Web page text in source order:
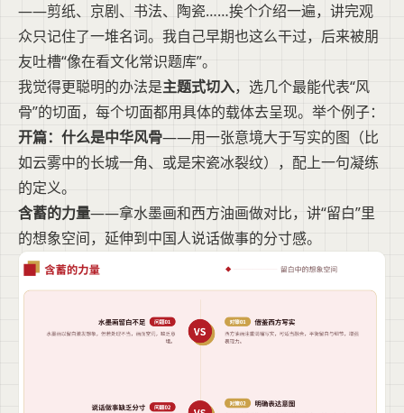
——剪纸、京剧、书法、陶瓷……挨个介绍一遍，讲完观
众只记住了一堆名词。我自己早期也这么干过，后来被朋
友吐槽“像在看文化常识题库”。
我觉得更聪明的办法是主题式切入，选几个最能代表“风
骨”的切面，每个切面都用具体的载体去呈现。举个例子：
开篇：什么是中华风骨——用一张意境大于写实的图（比
如云雾中的长城一角、或是宋瓷冰裂纹），配上一句凝练
的定义。
含蓄的力量——拿水墨画和西方油画做对比，讲“留白”里
的想象空间，延伸到中国人说话做事的分寸感。